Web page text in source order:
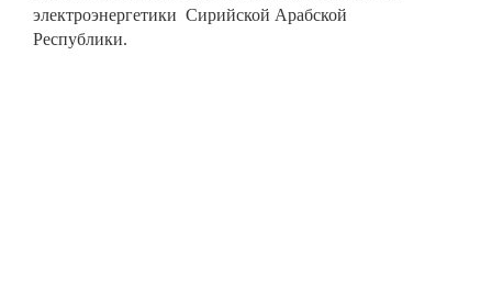
электроэнергетики Сирийской Арабской
Республики.